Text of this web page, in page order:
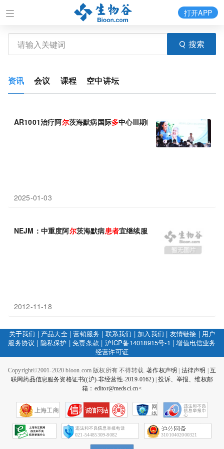
搜索
打开APP
资讯 会议 课程 空中讲坛
AR1001治疗阿尔茨海默病国际多中心III期临床研究在中国完成首例
2025-01-03
NEJM：中重度阿尔茨海默病患者宜继续服用 奈哌齐
2012-11-18
关于我们 | 产品大全|营销服务 | 联系我们 | 加入我们 | 友情链接 | 用户
服务协议 | 隐私保护 |免责条款 | 沪ICP备14018915号-1 |增值电信业务
经营许可证
Copyright©2001-2020 bioon.com 版权所有 不得转载.著作权声明 法律声明
互
联网药品信息服务资格证书((沪)-非经营性-2019-0162)|投诉、举报、维权邮
箱：editor@medsci.cn<
上海工商
网
络
会
征
021-54485309-8082 31010402000321